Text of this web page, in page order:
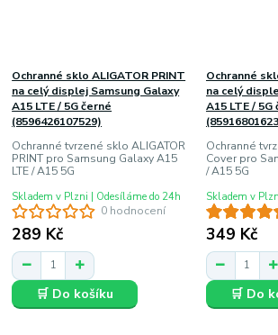
0 hodnocení
Ochranné sklo ALIGATOR PRINT
na celý displej Samsung Galaxy
A15 LTE / 5G černé
(8596426107529)
Ochranné tvrzené sklo ALIGATOR
PRINT pro Samsung Galaxy A15
LTE / A15 5G
289 Kč
Skladem v Plzni | Odesíláme do 24h
🛒 Do košíku
Ochranné
na celý
A15 LTE / 5G
Ochranné
Cover pro
/ A15 5G
349 Kč
Skladem v
🛒 Do